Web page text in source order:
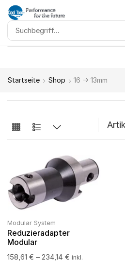
Startseite Shop 16 -> 13mm
Modular System
Reduzieradapter
Modular
158,61 € – 234,14 € inkl.